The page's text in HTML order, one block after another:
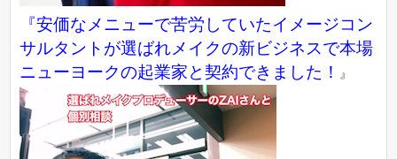
『安価なメニューで苦労していたイメージコン
サルタントが選ばれメイクの新ビジネスで本場
ニューヨークの起業家と契約できました！
』